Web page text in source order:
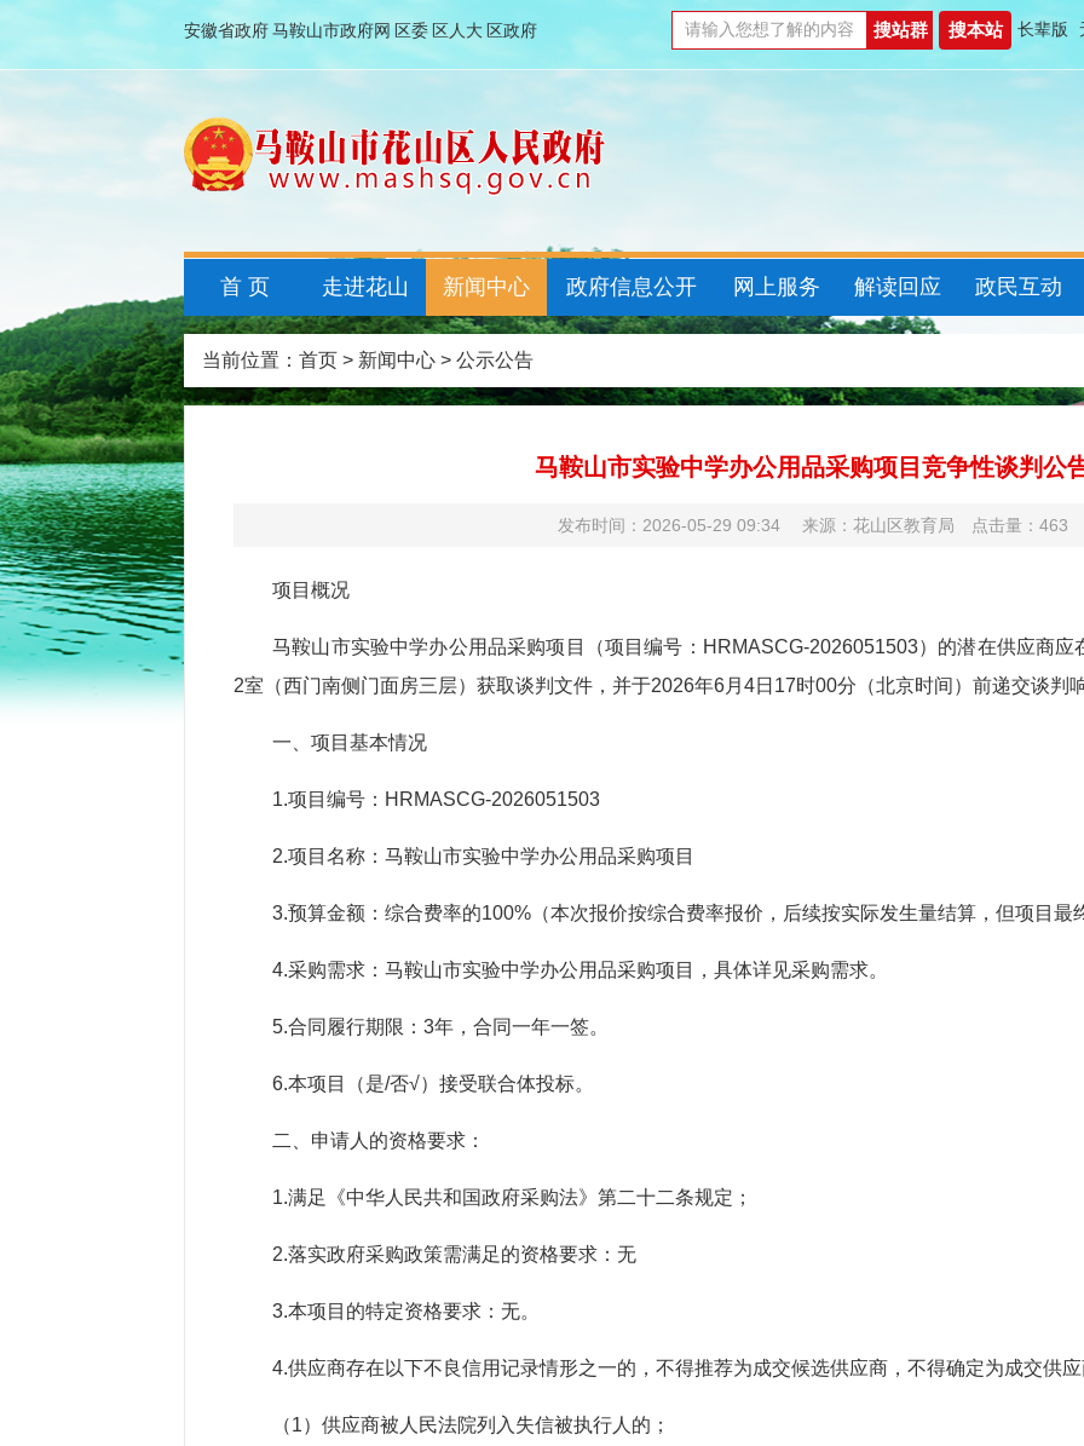
安徽省政府马鞍山市政府网 区委 区人大 区政府 长辈版
首 页 走进花山 新闻中心 政府信息公开 网上服务 解读回应 政民互动
当前位置： 首页 > 新闻中心 > 公示公告
马鞍山市实验中学办公用品采购项目竞争性谈判公
发布时间：2026-05-29 09:34 来源：花山区教育局 点击量： 463
项目概况
马鞍山市实验中学办公用品采购项目（项目编号：HRMASCG-2026051503）的潜在供应商
2室（西门南侧门面房三层）获取谈判文件，并于2026年6月4日17时00分（北京时间）前递交谈判
一、项目基本情况
1.项目编号：HRMASCG-2026051503
2.项目名称：马鞍山市实验中学办公用品采购项目
3.预算金额：综合费率的100%（本次报价按综合费率报价，后续按实际发生量结算，但项目最
4.采购需求：马鞍山市实验中学办公用品采购项目，具体详见采购需求。
5.合同履行期限：3年，合同一年一签。
6.本项目（是/否√）接受联合体投标。
二、申请人的资格要求：
1.满足《中华人民共和国政府采购法》第二十二条规定；
2.落实政府采购政策需满足的资格要求：无
3.本项目的特定资格要求：无。
4.供应商存在以下不良信用记录情形之一的，不得推荐为成交候选供应商，不得确定为成交供
（1）供应商被人民法院列入失信被执行人的；